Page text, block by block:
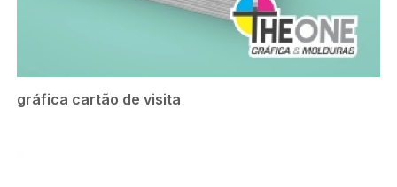
gráfica cartão de visita